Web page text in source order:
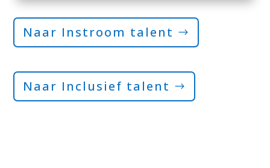
Naar Instroom talent
Naar Inclusief talent